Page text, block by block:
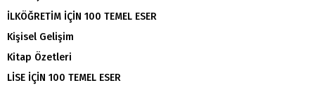
İLKÖĞRETİM İÇİN 100 TEMEL ESER
Kişisel Gelişim
Kitap Özetleri
LİSE İÇİN 100 TEMEL ESER